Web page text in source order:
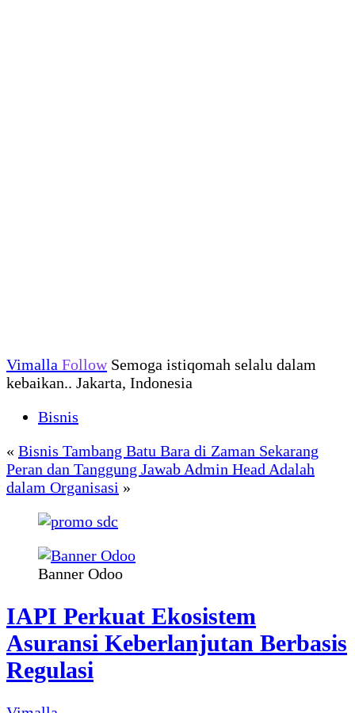
Vimalla Follow Semoga istiqomah selalu dalam
kebaikan.. Jakarta, Indonesia
Bisnis
« Bisnis Tambang Batu Bara di Zaman Sekarang
Peran dan Tanggung Jawab Admin Head Adalah
dalam Organisasi »
Banner Odoo
IAPI Perkuat Ekosistem
Asuransi Keberlanjutan Berbasis
Regulasi